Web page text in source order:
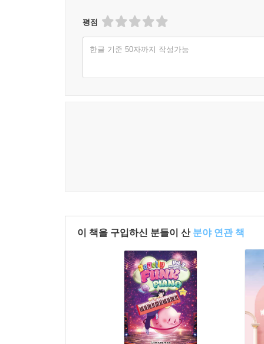
평점
한글 기준 50자까지 작성가능
이 책을 구입하신 분들이 산 분야 연관 책